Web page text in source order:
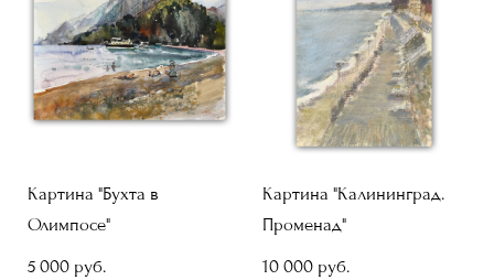
Картина "Бухта в
Олимпосе"
5 000 pуб.
Картина "Калининград.
Променад"
10 000 pуб.